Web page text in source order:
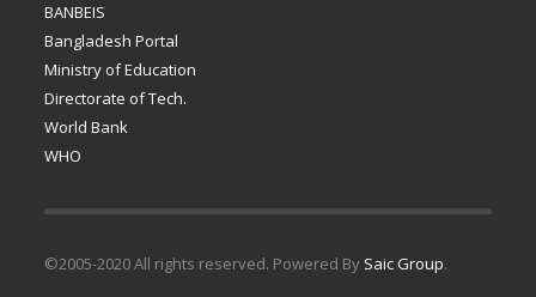
BANBEIS
Bangladesh Portal
Ministry of Education
Directorate of Tech.
World Bank
WHO
©2005-2020 All rights reserved. Powered By Saic Group.